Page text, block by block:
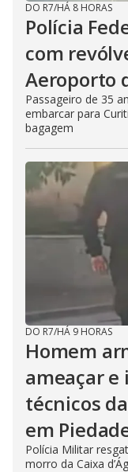
DO R7/HÁ 8 HORAS
Polícia
com
Aeroporto
Passageiro de 35
embarcar para
bagagem
DO R7/HÁ 9 HORAS
Homem
ameaçar e
técnicos
em
Polícia Militar
morro da Caixa